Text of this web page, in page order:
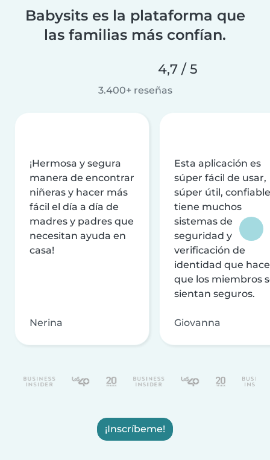
Babysits es la plataforma que
las familias más confían.
4,7 / 5
3.400+ reseñas
¡Hermosa y segura
manera de encontrar
niñeras y hacer más
fácil el día a día de
madres y padres que
necesitan ayuda en
casa!
Nerina
Esta aplicación es
súper fácil de usar,
súper útil,
tiene muchos
sistemas de
seguridad y
verificación de
identidad que
que los miembros
sientan seguros.
Giovanna
¡Inscríbeme!